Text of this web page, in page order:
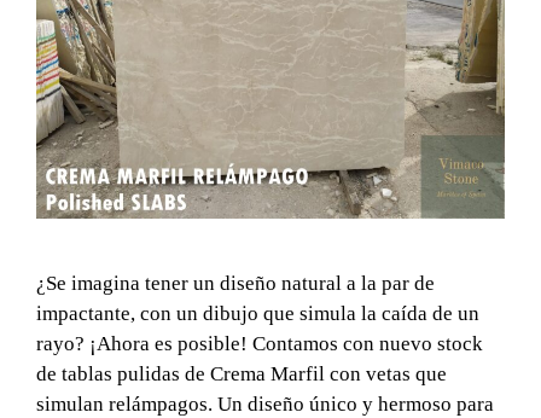
¿Se imagina tener un diseño natural a la par de
impactante, con un dibujo que simula la caída de un
rayo? ¡Ahora es posible! Contamos con nuevo stock
de tablas pulidas de Crema Marfil con vetas que
simulan relámpagos. Un diseño único y hermoso para